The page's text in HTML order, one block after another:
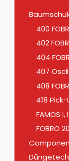
400
402
404
407
408
418 Pick-
FAMOS I, II
FOBRO